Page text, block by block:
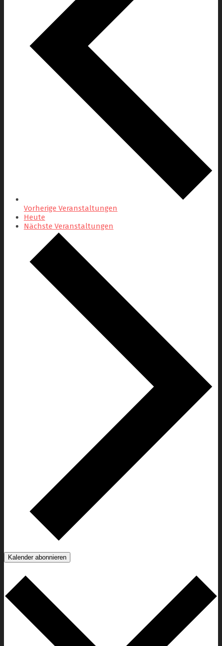
Vorherige Veranstaltungen
Heute
Nächste Veranstaltungen
Kalender abonnieren